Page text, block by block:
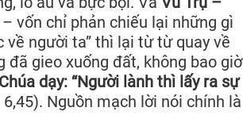
– vốn chỉ phản chiếu lại những gì
người ta” thì lại từ từ quay về
đã gieo xuống đất, không bao giờ
dạy: “Người lành thì lấy ra sự
6,45). Nguồn mạch lời nói chính là